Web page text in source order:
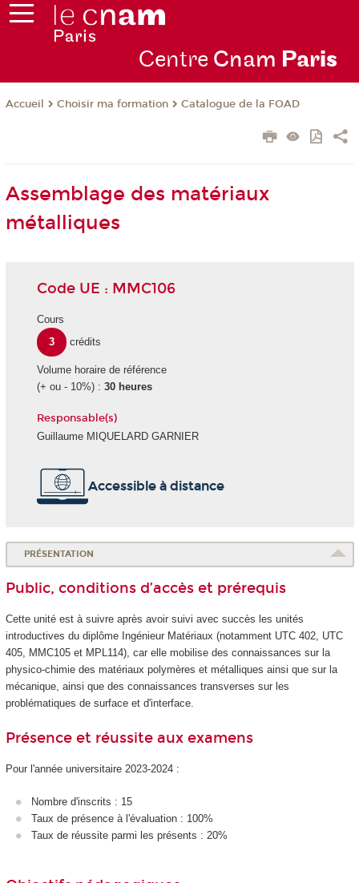
Centre Cnam Paris
Accueil Choisir ma formation Catalogue de la FOAD
Assemblage des matériaux
métalliques
Code UE : MMC106
Cours
3
crédits
Volume horaire de référence
(+ ou - 10%) : 30 heures
Responsable(s)
Guillaume MIQUELARD GARNIER
Accessible à distance
PRÉSENTATION
Public, conditions d’accès et prérequis
Cette unité est à suivre après avoir suivi avec succès les unités
introductives du diplôme Ingénieur Matériaux (notamment UTC 402, UTC
405, MMC105 et MPL114), car elle mobilise des connaissances sur la
physico-chimie des matériaux polymères et métalliques ainsi que sur la
mécanique, ainsi que des connaissances transverses sur les
problématiques de surface et d'interface.
Présence et réussite aux examens
Pour l'année universitaire 2023-2024 :
Nombre d'inscrits : 15
Taux de présence à l'évaluation : 100%
Taux de réussite parmi les présents : 20%